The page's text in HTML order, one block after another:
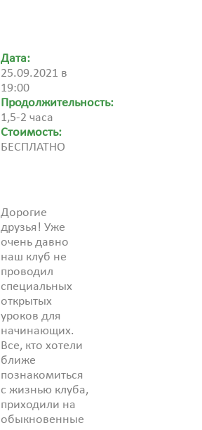
Дата:
25.09.2021 в
19:00
Продолжительность:
1,5-2 часа
Стоимость:
БЕСПЛАТНО
Дорогие
друзья! Уже
очень давно
наш клуб не
проводил
специальных
открытых
уроков для
начинающих.
Все, кто хотели
ближе
познакомиться
с жизнью клуба,
приходили на
обыкновенные